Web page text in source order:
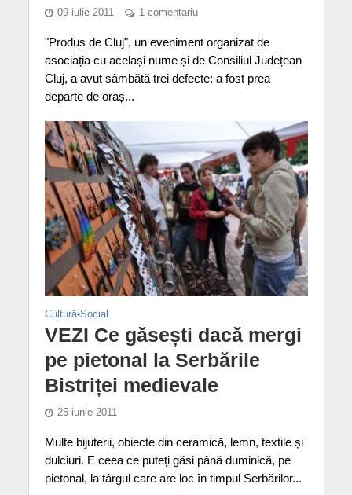
09 iulie 2011 1 comentariu
"Produs de Cluj", un eveniment organizat de
asociația cu același nume și de Consiliul Județean
Cluj, a avut sâmbătă trei defecte: a fost prea
departe de oraș...
Cultură•Social
VEZI Ce găsești dacă mergi
pe pietonal la Serbările
Bistriței medievale
25 iunie 2011
Multe bijuterii, obiecte din ceramică, lemn, textile și
dulciuri. E ceea ce puteți găsi până duminică, pe
pietonal, la târgul care are loc în timpul Serbărilor...